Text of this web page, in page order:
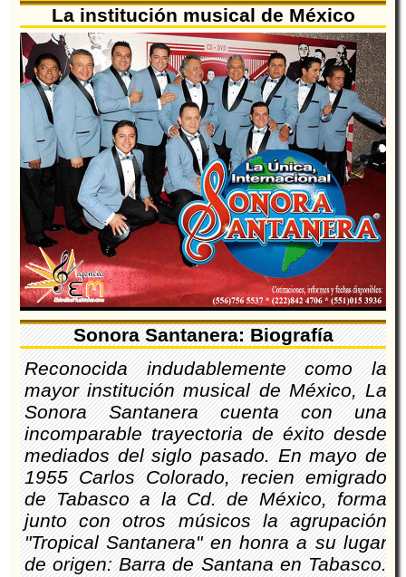
La institución musical de México
Sonora Santanera: Biografía
Reconocida indudablemente como la
mayor institución musical de México, La
Sonora Santanera cuenta con una
incomparable trayectoria de éxito desde
mediados del siglo pasado. En mayo de
1955 Carlos Colorado, recien emigrado
de Tabasco a la Cd. de México, forma
junto con otros músicos la agrupación
"Tropical Santanera" en honra a su lugar
de origen: Barra de Santana en Tabasco.